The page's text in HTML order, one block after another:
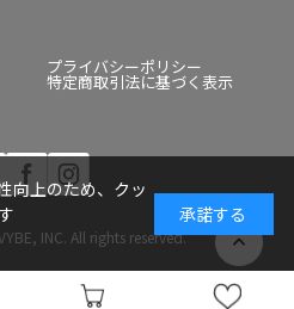
プライバシーポリシー
特定商取引法に基づく表示
INC. All rights reserved.
向上のため、クッ
承諾する